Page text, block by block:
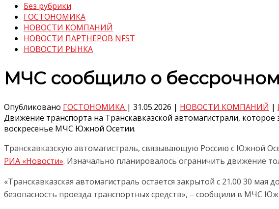
Без рубрики
ГОСТОНОМИКА
НОВОСТИ КОМПАНИЙ
НОВОСТИ ПАРТНЕРОВ NFST
НОВОСТИ РЫНКА
МЧС сообщило о
Опубликовано ГОСТОНОМИКА | 31.05.2026 | НОВОСТИ КОМПАНИЙ |
Движение транспорта на Транскавказской автомагистрали,
воскресенье МЧС Южной Осетии.
Транскавказскую автомагистраль, связывающую Россию с Южной
РИА «Новости». Изначально планировалось ограничить движение
«Транскавказская автомагистраль остается закрытой с 21.00 30
безопасность проезда транспортных средств», – сообщили в МЧС